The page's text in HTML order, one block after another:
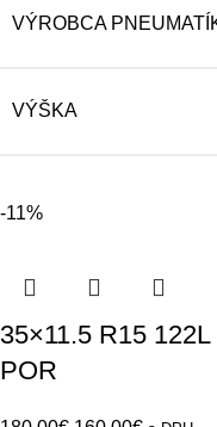
VÝROBCA
VÝŠKA
-11%
35×11.5 R15
POR